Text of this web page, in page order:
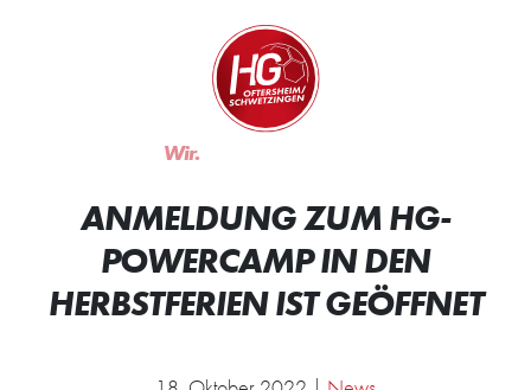
Zur Startseite
Wir.
ANMELDUNG ZUM HG-
POWERCAMP IN DEN
HERBSTFERIEN IST GEÖFFNET